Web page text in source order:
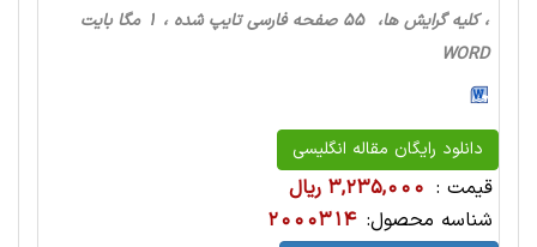
، کلیه گرایش ها، 55 صفحه فارسی تایپ شده ، 1 مگا بایت
WORD
دانلود رایگان مقاله انگلیسی
قیمت : 3,235,000 ریال
شناسه محصول: 2000314